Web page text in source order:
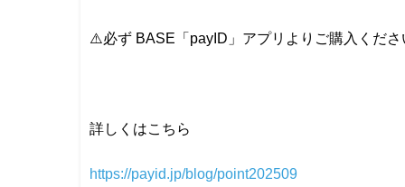
⚠️必ず BASE「payID」アプリよりご購入くださ
詳しくはこちら
https://payid.jp/blog/point202509